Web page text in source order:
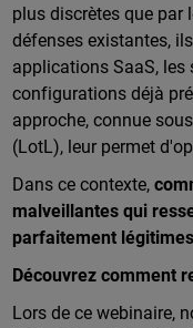
plus discrètes que par
défenses existantes,
applications SaaS, les
configurations déjà
approche, connue
(LotL), leur permet
Dans ce contexte,
malveillantes qui
parfaitement
Découvrez comment
Lors de ce webinaire,